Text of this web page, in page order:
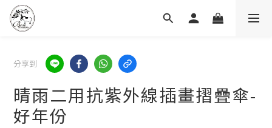
分享到
晴雨二用抗紫外線插畫摺疊傘-
好年份